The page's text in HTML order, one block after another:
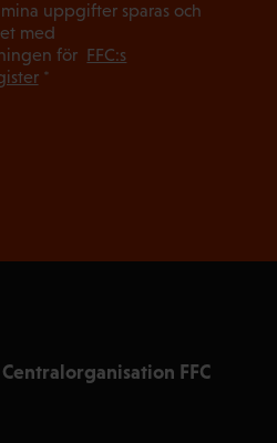
FFC
uppgifter sparas och
med
för FFC:s
*